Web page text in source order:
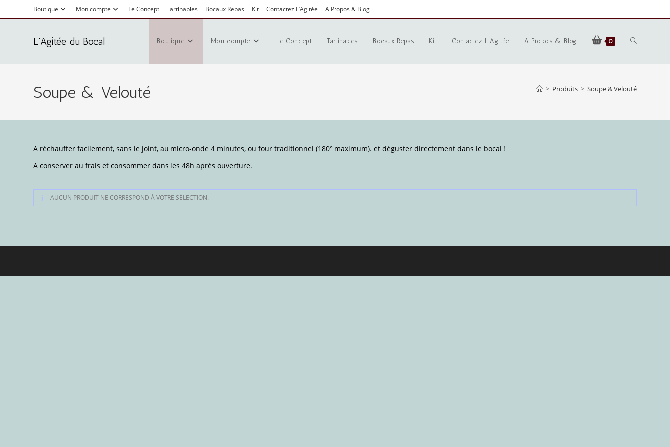
Boutique Mon compte Le Concept Tartinables Bocaux Repas Kit Contactez L’Agitée A Propos & Blog
L'Agitée du Bocal Boutique Mon compte Le Concept Tartinables Bocaux Repas Kit Contactez L’Agitée A Propos & Blog 0
Soupe & Velouté > Produits > Soupe & Velouté
A réchauffer facilement, sans le joint, au micro-onde 4 minutes, ou four traditionnel (180° maximum). et déguster directement dans le bocal !
A conserver au frais et consommer dans les 48h après ouverture.
AUCUN PRODUIT NE CORRESPOND À VOTRE SÉLECTION.